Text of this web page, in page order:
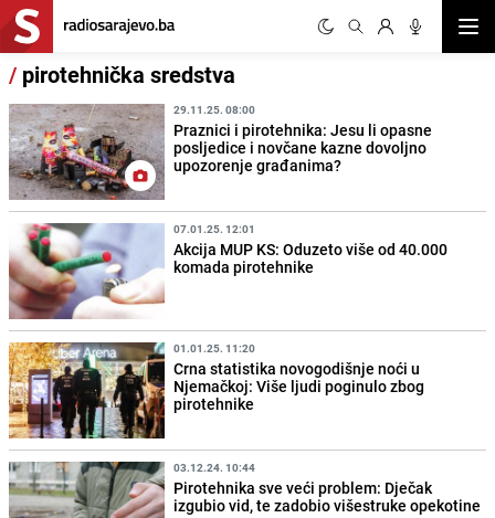
/ pirotehnička sredstva
29.11.25. 08:00
Praznici i pirotehnika: Jesu li opasne
posljedice i novčane kazne dovoljno
upozorenje građanima?
07.01.25. 12:01
Akcija MUP KS: Oduzeto više od 40.000
komada pirotehnike
01.01.25. 11:20
Crna statistika novogodišnje noći u
Njemačkoj: Više ljudi poginulo zbog
pirotehnike
03.12.24. 10:44
Pirotehnika sve veći problem: Dječak
izgubio vid, te zadobio višestruke opekotine